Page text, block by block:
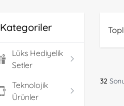
Kategoriler
Lüks Hediyelik
Setler
Hediyelik Setler
Teknolojik
Ürünler
32